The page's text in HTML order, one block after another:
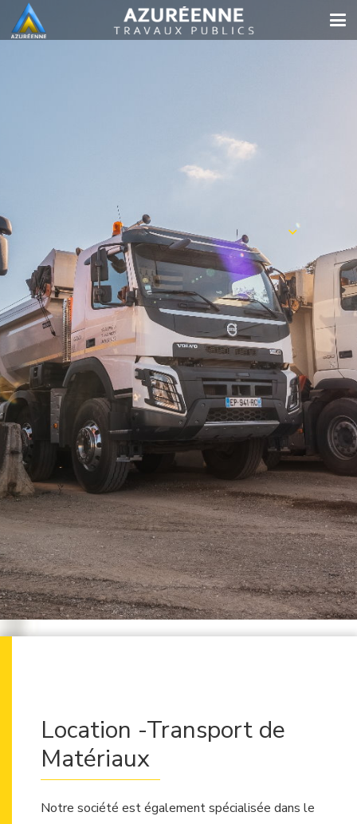
Location -Transport de
Matériaux
Notre société est également spécialisée dans le